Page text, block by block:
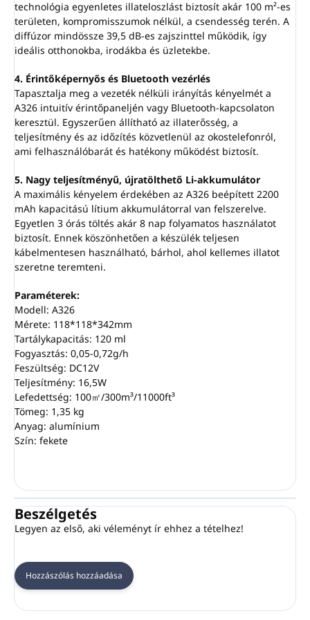
technológia egyenletes illateloszlást biztosít akár 100 m²-es
területen, kompromisszumok nélkül, a csendesség terén. A
diffúzor mindössze 39,5 dB-es zajszinttel működik, így
ideális otthonokba, irodákba és üzletekbe.
4. Érintőképernyős és Bluetooth vezérlés
Tapasztalja meg a vezeték nélküli irányítás kényelmét a
A326 intuitív érintőpaneljén vagy Bluetooth-kapcsolaton
keresztül. Egyszerűen állítható az illaterősség, a
teljesítmény és az időzítés közvetlenül az okostelefonról,
ami felhasználóbarát és hatékony működést biztosít.
5. Nagy teljesítményű, újratölthető Li-akkumulátor
A maximális kényelem érdekében az A326 beépített 2200
mAh kapacitású lítium akkumulátorral van felszerelve.
Egyetlen 3 órás töltés akár 8 nap folyamatos használatot
biztosít. Ennek köszönhetően a készülék teljesen
kábelmentesen használható, bárhol, ahol kellemes illatot
szeretne teremteni.
Paraméterek:
Modell: A326
Mérete: 118*118*342mm
Tartálykapacitás: 120 ml
Fogyasztás: 0,05-0,72g/h
Feszültség: DC12V
Teljesítmény: 16,5W
Lefedettség: 100㎡/300m³/11000ft³
Tömeg: 1,35 kg
Anyag: alumínium
Szín: fekete
Beszélgetés
Legyen az első, aki véleményt ír ehhez a tételhez!
Hozzászólás hozzáadása